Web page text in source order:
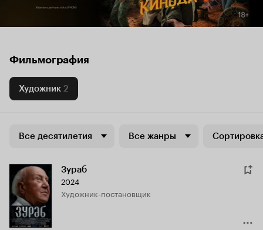
Фильмография
Художник 2
Все десятилетия Все жанры
Зураб
2024
Художник-постановщик